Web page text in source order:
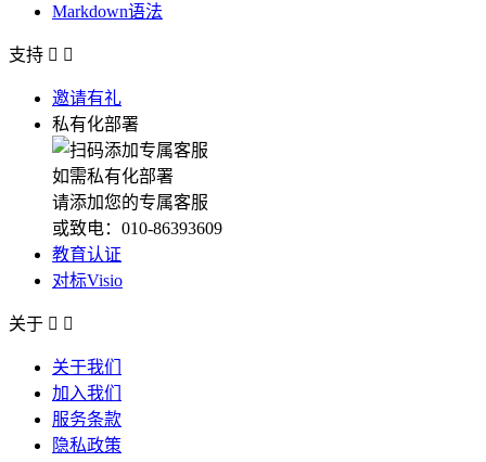
Markdown语法
支持  
邀请有礼
私有化部署
如需私有化部署
请添加您的专属客服
或致电：010-86393609
教育认证
对标Visio
关于  
关于我们
加入我们
服务条款
隐私政策